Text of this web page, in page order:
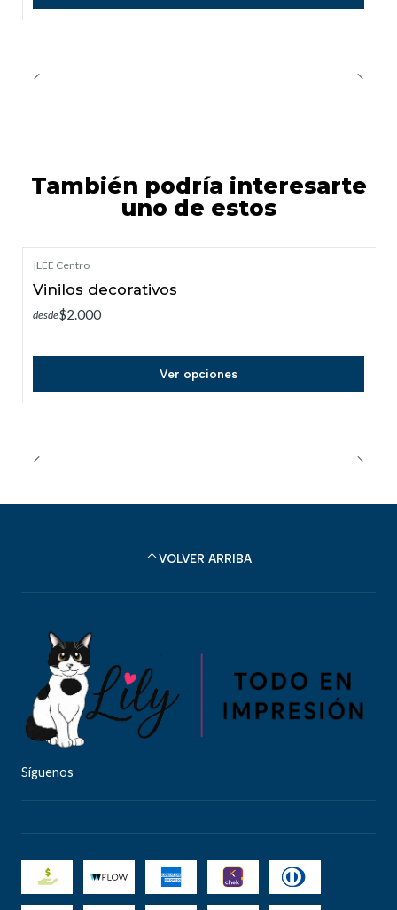
También podría interesarte
uno de estos
|LEE Centro
Vinilos decorativos
desde$2.000
Ver opciones
VOLVER ARRIBA
Síguenos